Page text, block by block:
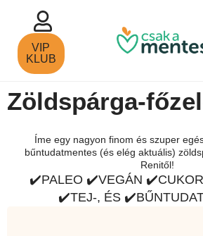
VIP
KLUB
Zöldspárga-
Íme egy nagyon finom és szuper
bűntudatmentes (és elég aktuális)
Renitől!
✔️PALEO ✔️VEGÁN ✔️
✔️TEJ-, ÉS ✔️